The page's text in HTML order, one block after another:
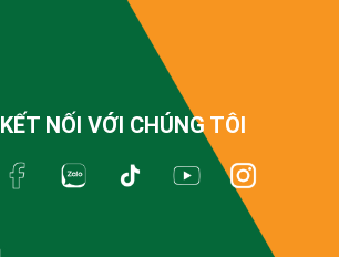
KẾT NỐI VỚI CHÚNG TÔI